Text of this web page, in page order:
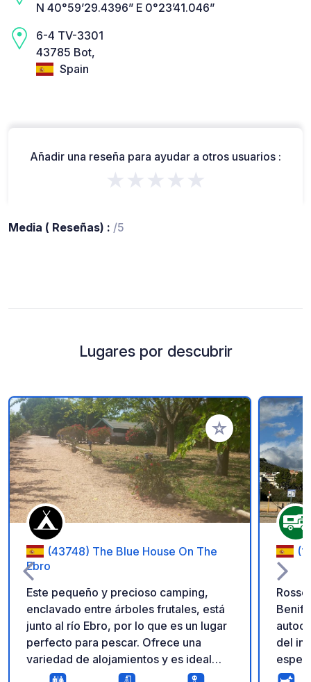
N 40°59’29.4396” E 0°23’41.046”
6-4 TV-3301
43785 Bot,
Spain
Añadir una reseña para ayudar a otros usuarios :
★★★★★
Media ( Reseñas) : /5
Lugares por descubrir
Añadir a tus
(43748) The Blue House On The
Ebro
Este pequeño y precioso camping,
enclavado entre árboles frutales, está
junto al río Ebro, por lo que es un lugar
perfecto para pescar. Ofrece una
variedad de alojamientos y es ideal
para quienes acampan, tienen
autocaravanas
del